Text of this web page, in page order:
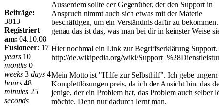
Beiträge:
3813
Registriert
am: 04.10.08
Fusioneer: 17
years 10
months 0
weeks 3 days 4
hours 48
minutes 25
seconds
Ausserdem sollte der Gegenüber, der den Support in
Anspruch nimmt auch sich etwas mit der Materie
beschäftigen, um ein Verständnis dafür zu
genau das ist das, was man bei dir in keinster Weise
Hier nochmal ein Link zur Begriffserklärung Support.
http://de.wikipedia.org/wiki/
Mein Motto ist "Hilfe zur Selbsthilf". Ich gebe ungern
Komplettlösungen preis, da ich der Ansicht bin, das
jenige, der ein Problem hat, das Problem auch selber
möchte. Denn nur dadurch lernt man.